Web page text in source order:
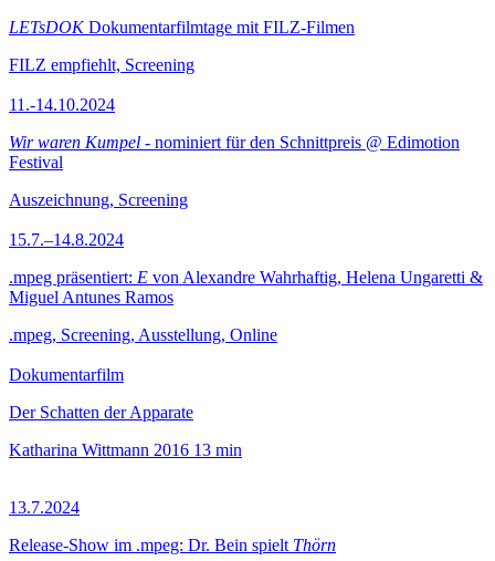
LETsDOKDokumentarfilmtage mit FILZ-Filmen
FILZ empfiehlt, Screening
11.-14.10.2024
Wir waren Kumpel - nominiert für den Schnittpreis @ Edimotion
Festival
Auszeichnung, Screening
15.7.–14.8.2024
.mpeg präsentiert: E von Alexandre Wahrhaftig, Helena Ungaretti &
Miguel Antunes Ramos
.mpeg, Screening, Ausstellung, Online
Dokumentarfilm
Der Schatten der Apparate
Katharina Wittmann 2016 13 min
13.7.2024
Release-Show im .mpeg: Dr. Bein spielt Thörn